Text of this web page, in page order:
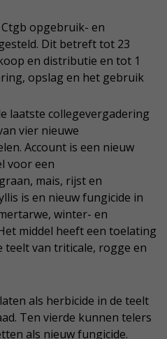
opgebruik- en
Dit betreft tot 23
en distributie en tot 1
opslag en het gebruik
laatste collegevergadering
vier nieuwe
Account is een nieuw
voor een
mais, rijst en
is en nieuw fungicide in
winter- en
middel heeft een toelating
teelt van triticale, rogge en
als herbicide in de teelt
Ten vierde kunnen telers
als nieuw fungicide.